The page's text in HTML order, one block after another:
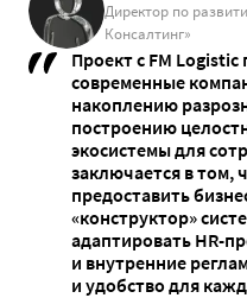
Директор по
Консалтинг»
Проект с FM
современные
накоплению
построению
экосистемы для
заключается в том,
предоставить
«конструктор»
адаптировать HR-
и внутренние
и удобство для